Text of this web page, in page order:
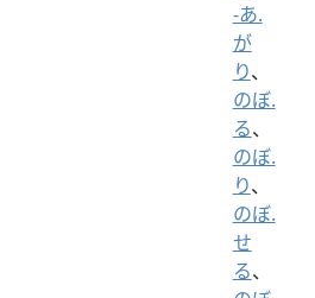
-あ.
が
り、
のぼ.
る、
のぼ.
り、
のぼ.
せ
る、